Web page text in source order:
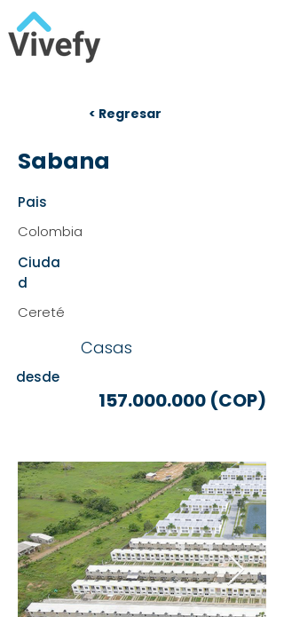
< Regresar
Sabana
Pais
Colombia
Ciuda
d
Cereté
Casas
desde
157.000.000 (COP)